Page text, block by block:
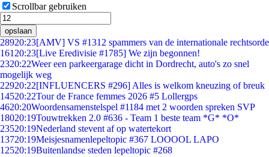
Scrollbar gebruiken
opslaan
28920:23[AMV] VS #1312 spammers van de internationale rechtsorde
161 20:23[Live Eredivisie #1785] We zijn begonnen!
2320:22Weer een parkeergarage dicht in Dordrecht, auto's zo snel
mogelijk weg
22920:22[INFLUENCERS #296] Alles is welkom kneuzing of breuk
14520:22Tour de France femmes 2026 #5 Lollergps
4620:20Woordensamenstelspel #1184 met 2 woorden spreken SVP
18020:19Touwtrekken 2.0 #636 - Team 1 beste team *G* *O*
23520:19Nederland stevent af op watertekort
13720:19Meisjesnamenlepeltopic #367 LOOOOL LAPO
12520:19Buitenlandse steden lepeltopic #268